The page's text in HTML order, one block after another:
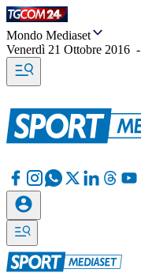
Mondo Mediaset
Venerdì 21 Ottobre 2016 -